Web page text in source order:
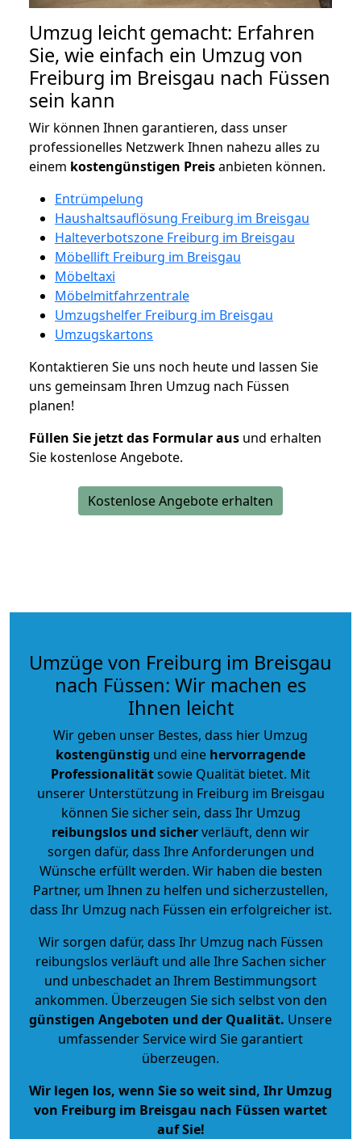
Umzug leicht gemacht: Erfahren
Sie, wie einfach ein Umzug von
Freiburg im Breisgau nach Füssen
sein kann
Wir können Ihnen garantieren, dass unser
professionelles Netzwerk Ihnen nahezu alles zu
einem kostengünstigen Preisanbieten können.
Entrümpelung
Haushaltsauflösung Freiburg im Breisgau
Halteverbotszone Freiburg im Breisgau
Möbellift Freiburg im Breisgau
Möbeltaxi
Möbelmitfahrzentrale
Umzugshelfer Freiburg im Breisgau
Umzugskartons
Kontaktieren Sie uns noch heute und lassen Sie
uns gemeinsam Ihren Umzug nach Füssen
planen!
Füllen Sie jetzt das Formular aus und erhalten
Sie kostenlose Angebote.
Kostenlose Angebote erhalten
Umzüge von Freiburg im Breisgau
nach Füssen: Wir machen es
Ihnen leicht
Wir geben unser Bestes, dass hier Umzug
kostengünstig und eine hervorragende
Professionalitätsowie Qualität bietet. Mit
unserer Unterstützung in Freiburg im Breisgau
können Sie sicher sein, dass Ihr Umzug
reibungslos und sicherverläuft, denn wir
sorgen dafür, dass Ihre Anforderungen und
Wünsche erfüllt werden. Wir haben die besten
Partner, um Ihnen zu helfen und sicherzustellen,
dass Ihr Umzug nach Füssen ein erfolgreicher ist.
Wir sorgen dafür, dass Ihr Umzug nach Füssen
reibungslos verläuft und alle Ihre Sachen sicher
und unbeschadet an Ihrem Bestimmungsort
ankommen. Überzeugen Sie sich selbst von den
günstigen Angeboten und der Qualität. Unsere
umfassender Service wird Sie garantiert
überzeugen.
Wir legen los, wenn Sie so weit sind, Ihr Umzug
von Freiburg im Breisgau nach Füssen wartet
auf Sie!